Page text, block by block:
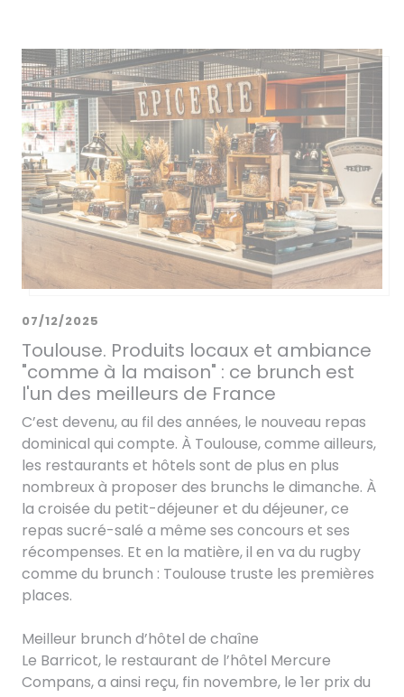
Toulouse. Produits locaux et ambiance
"comme à la maison" : ce brunch est
l'un des meilleurs de France
07/12/2025
C’est devenu, au fil des années, le nouveau repas
dominical qui compte. À Toulouse, comme ailleurs,
les restaurants et hôtels sont de plus en plus
nombreux à proposer des brunchs le dimanche. À
la croisée du petit-déjeuner et du déjeuner, ce
repas sucré-salé a même ses concours et ses
récompenses. Et en la matière, il en va du rugby
comme du brunch : Toulouse truste les premières
places.
Meilleur brunch d’hôtel de chaîne
Le Barricot, le restaurant de l’hôtel Mercure
Compans, a ainsi reçu, fin novembre, le 1er prix du